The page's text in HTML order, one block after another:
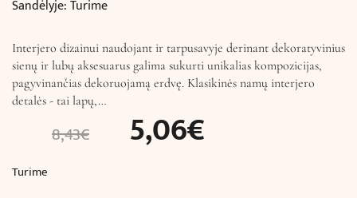
Sandėlyje: Turime
Interjero dizainui naudojant ir tarpusavyje derinant dekoratyvinius
sienų ir lubų aksesuarus galima sukurti unikalias kompozicijas,
pagyvinančias dekoruojamą erdvę. Klasikinės namų interjero
detalės - tai lapų,…
8,43€ 5,06€
Turime